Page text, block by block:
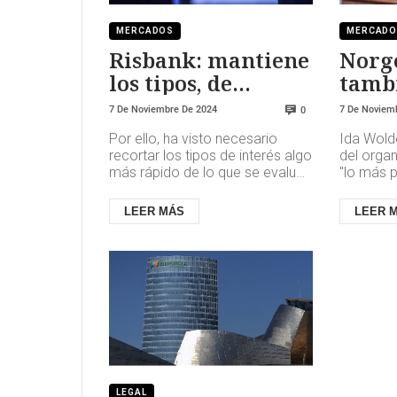
MERCADOS
Risbank: mantiene
los tipos, de
momento
7 De Noviembre De 2024 0
Por ello, ha visto necesario
recortar los tipos de interés algo
más rápido de lo que se evaluó
en sí mismo que la a...
LEER MÁS
los
7 De
Ida
del
"lo más
en el
LEER
LEGAL